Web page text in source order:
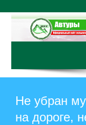
содержимому
Не убран
на дороге,